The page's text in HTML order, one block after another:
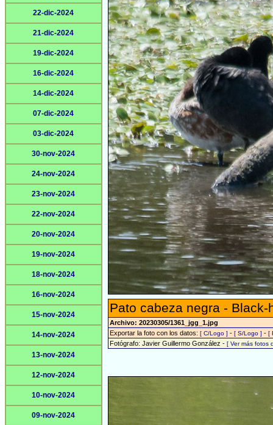
22-dic-2024
21-dic-2024
19-dic-2024
16-dic-2024
14-dic-2024
07-dic-2024
03-dic-2024
30-nov-2024
24-nov-2024
23-nov-2024
22-nov-2024
20-nov-2024
19-nov-2024
18-nov-2024
16-nov-2024
15-nov-2024
14-nov-2024
13-nov-2024
12-nov-2024
10-nov-2024
09-nov-2024
Pato cabeza negra -
Archivo: 20230305/1361_jgg_1.jpg
Exportar la foto con los datos: [ C/Logo ] - [ S/Logo ] - [
Fotógrafo: Javier Guillermo González - [ Ver más fotos